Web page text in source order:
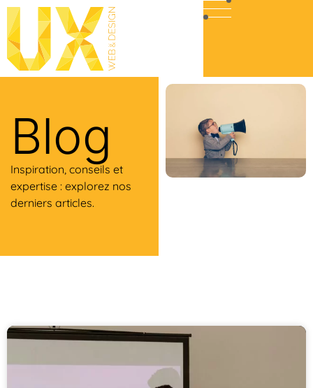
Blog
Inspiration, conseils et
expertise : explorez nos
derniers articles.